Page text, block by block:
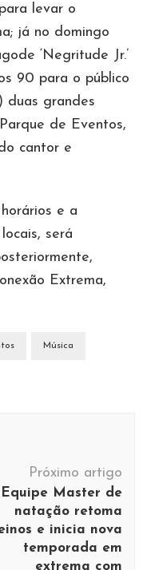
levar o
já no domingo
‘Negritude Jr.’
90 para o público
duas grandes
de Eventos,
cantor e
e a
será
Extrema,
Música
Próximo artigo
Equipe Master de
natação retoma
e inicia nova
temporada em
extrema com